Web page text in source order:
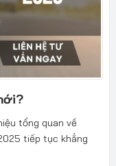
tổng quan về
tiếp tục khẳng